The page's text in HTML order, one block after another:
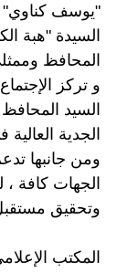
"يوسف كناوي"
السيدة "هبة
المحافظ
و تركز
السيد
الجدية
ومن جانبها
الجهات كافة
وتحقيق مستقبل
المكتب